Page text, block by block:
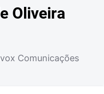
Oliveira
Comunicações